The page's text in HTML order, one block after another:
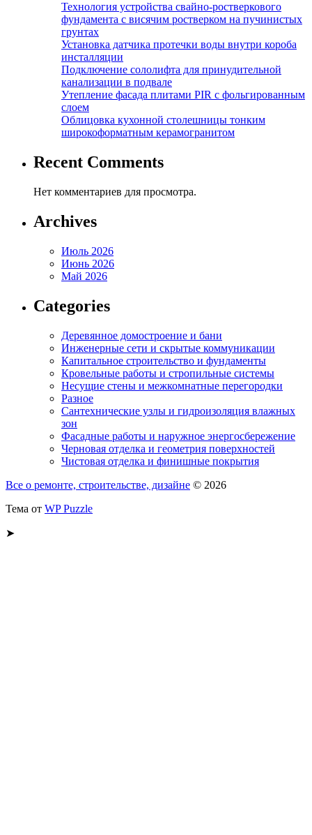
Технология устройства свайно-ростверкового
фундамента с висячим ростверком на пучинистых
грунтах
Установка датчика протечки воды внутри короба
инсталляции
Подключение сололифта для принудительной
канализации в подвале
Утепление фасада плитами PIR с фольгированным
слоем
Облицовка кухонной столешницы тонким
широкоформатным керамогранитом
Recent Comments
Нет комментариев для просмотра.
Archives
Июль 2026
Июнь 2026
Май 2026
Categories
Деревянное домостроение и бани
Инженерные сети и скрытые коммуникации
Капитальное строительство и фундаменты
Кровельные работы и стропильные системы
Несущие стены и межкомнатные перегородки
Разное
Сантехнические узлы и гидроизоляция влажных
зон
Фасадные работы и наружное энергосбережение
Черновая отделка и геометрия поверхностей
Чистовая отделка и финишные покрытия
Все о ремонте, строительстве, дизайне © 2026
Тема от WP Puzzle
➤